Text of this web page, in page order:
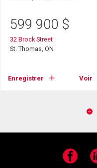
599 900 $
32 Brock Street
St. Thomas, ON
Enregistrer Voir
Facebook